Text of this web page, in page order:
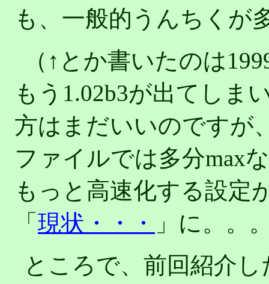
も、一般的うんちくが
（↑とか書いたのは
もう1.02b3が出てしま
方はまだいいのですが
ファイルでは多分max
もっと高速化する設定
「 現状・・・
」に。。
ところで、前回紹介し